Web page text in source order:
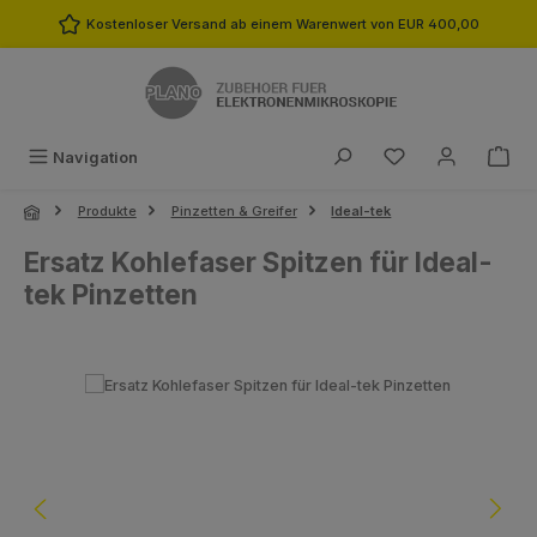
Zum Hauptinhalt springen
Kostenloser Versand ab einem Warenwert von EUR 400,00
Navigation Du hast 0
Produkte Pinzetten & Greifer Ideal-tek
Ersatz Kohlefaser Spitzen für Ideal-
tek Pinzetten
Bildergalerie überspringen